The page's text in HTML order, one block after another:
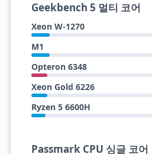
Geekbench 5 멀티 코어
Xeon W-1270
M1
Opteron 6348
Xeon Gold 6226
Ryzen 5 6600H
Passmark CPU 싱글 코어